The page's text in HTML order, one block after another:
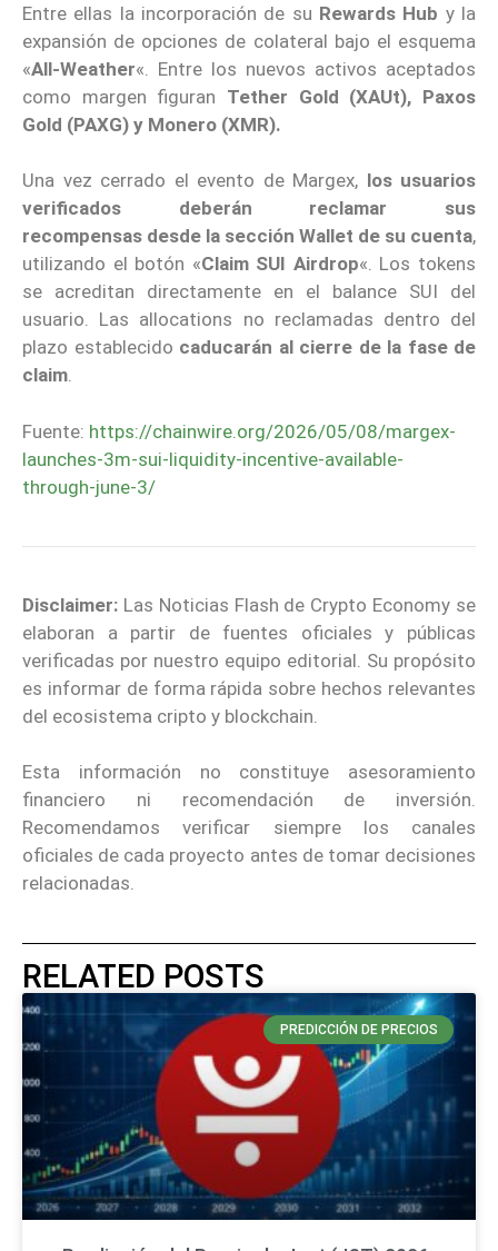
Entre ellas la incorporación de su Rewards Hub y la
expansión de opciones de colateral bajo el esquema
«All-Weather«. Entre los nuevos activos aceptados
como margen figuran Tether Gold (XAUt), Paxos
Gold (PAXG) y Monero (XMR).
Una vez cerrado el evento de Margex, los usuarios
verificados deberán reclamar sus
recompensas desde la sección Wallet de su cuenta,
utilizando el botón «Claim SUI Airdrop«. Los tokens
se acreditan directamente en el balance SUI del
usuario. Las allocations no reclamadas dentro del
plazo establecido caducarán al cierre de la fase de
claim.
Fuente: https://chainwire.org/2026/05/08/margex-
launches-3m-sui-liquidity-incentive-available-
through-june-3/
Disclaimer: Las Noticias Flash de Crypto Economy se
elaboran a partir de fuentes oficiales y públicas
verificadas por nuestro equipo editorial. Su propósito
es informar de forma rápida sobre hechos relevantes
del ecosistema cripto y blockchain.
Esta información no constituye asesoramiento
financiero ni recomendación de inversión.
Recomendamos verificar siempre los canales
oficiales de cada proyecto antes de tomar decisiones
relacionadas.
RELATED POSTS
PREDICCIÓN DE PRECIOS